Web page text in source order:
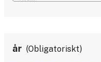
år Obligatoriskt